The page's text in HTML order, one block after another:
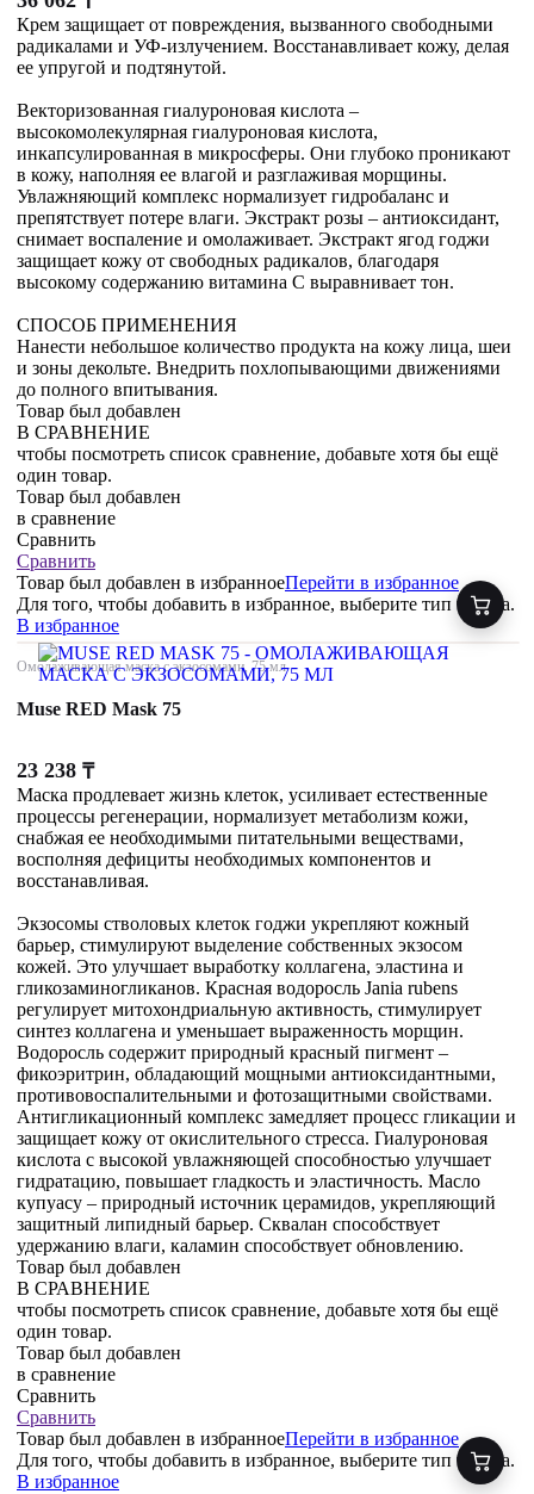
Крем защищает от повреждения, вызванного свободными
радикалами и УФ-излучением. Восстанавливает кожу, делая
ее упругой и подтянутой.
Векторизованная гиалуроновая кислота –
высокомолекулярная гиалуроновая кислота,
инкапсулированная в микросферы. Они глубоко проникают
в кожу, наполняя ее влагой и разглаживая морщины.
Увлажняющий комплекс нормализует гидробаланс и
препятствует потере влаги. Экстракт розы – антиоксидант,
снимает воспаление и омолаживает. Экстракт ягод годжи
защищает кожу от свободных радикалов, благодаря
высокому содержанию витамина С выравнивает тон.
СПОСОБ ПРИМЕНЕНИЯ
Нанести небольшое количество продукта на кожу лица, шеи
и зоны декольте. Внедрить похлопывающими движениями
до полного впитывания.
Товар был добавлен
В СРАВНЕНИЕ
чтобы посмотреть список сравнение, добавьте хотя бы ещё
один товар.
Товар был добавлен
в сравнение
Сравнить
Сравнить
Товар был добавлен в избранноеПерейти в избранное
Для того, чтобы добавить в избранное, выберите тип товара.
В избранное
Омолаживающая маска с экзосомами, 75 мл
Muse RED Mask 75
23 238 ₸
Маска продлевает жизнь клеток, усиливает естественные
процессы регенерации, нормализует метаболизм кожи,
снабжая ее необходимыми питательными веществами,
восполняя дефициты необходимых компонентов и
восстанавливая.
Экзосомы стволовых клеток годжи укрепляют кожный
барьер, стимулируют выделение собственных экзосом
кожей. Это улучшает выработку коллагена, эластина и
гликозаминогликанов. Красная водоросль Jania rubens
регулирует митохондриальную активность, стимулирует
синтез коллагена и уменьшает выраженность морщин.
Водоросль содержит природный красный пигмент –
фикоэритрин, обладающий мощными антиоксидантными,
противовоспалительными и фотозащитными свойствами.
Антигликационный комплекс замедляет процесс гликации и
защищает кожу от окислительного стресса. Гиалуроновая
кислота с высокой увлажняющей способностью улучшает
гидратацию, повышает гладкость и эластичность. Масло
купуасу – природный источник церамидов, укрепляющий
защитный липидный барьер. Сквалан способствует
удержанию влаги, каламин способствует обновлению.
Товар был добавлен
В СРАВНЕНИЕ
чтобы посмотреть список сравнение, добавьте хотя бы ещё
один товар.
Товар был добавлен
в сравнение
Сравнить
Сравнить
Товар был добавлен в избранноеПерейти в избранное
Для того, чтобы добавить в избранное, выберите тип товара.
В избранное